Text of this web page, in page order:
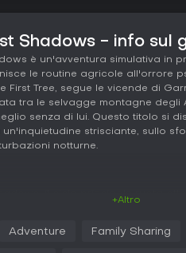
Shadows - info sul
è un'avventura simulativa in
le routine agricole all'orrore
First Tree, segue le vicende di
tra le selvagge montagne degli
senza di lui. Questo titolo si
strisciante, sullo
notturne.
bestiame e migliorare l'intera
+Altro
Adventure Family Sharing